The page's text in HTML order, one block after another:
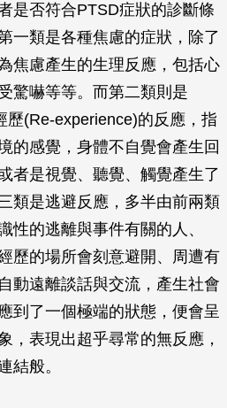
是否符合PTSD症狀的診斷條
一類是各種焦慮的症狀，除了
焦慮產生的生理反應，包括心
驚嚇等等。而第二類則是
歷(Re-experience)的反應，指
的感覺，身體不自覺會產生回
者是視覺、聽覺、觸覺產生了
類是逃避反應，多半由前兩類
性的逃離與事件有關的人、
歷的場所會刻意避開、周遭有
動遠離談話與交流，產生社會
到了一個極端的狀態，便會呈
，表現出超乎尋常的無反應，
結般。